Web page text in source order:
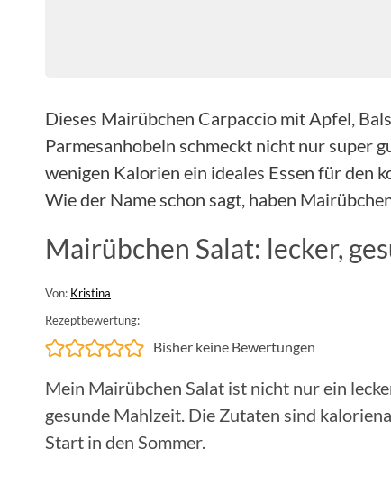
Dieses Mairübchen Carpaccio mit Apfel,
Parmesanhobeln schmeckt nicht nur super
wenigen Kalorien ein ideales Essen für den
Wie der Name schon sagt, haben
Mairübchen Salat: lecker,
Von: Kristina
Rezeptbewertung:
Bisher keine Bewertungen
Mein Mairübchen Salat ist nicht nur ein
gesunde Mahlzeit. Die Zutaten sind
Start in den Sommer.